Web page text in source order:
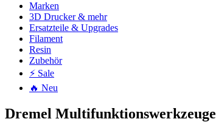
Marken
3D Drucker & mehr
Ersatzteile & Upgrades
Filament
Resin
Zubehör
⚡ Sale
🔥 Neu
Dremel Multifunktionswerkzeuge